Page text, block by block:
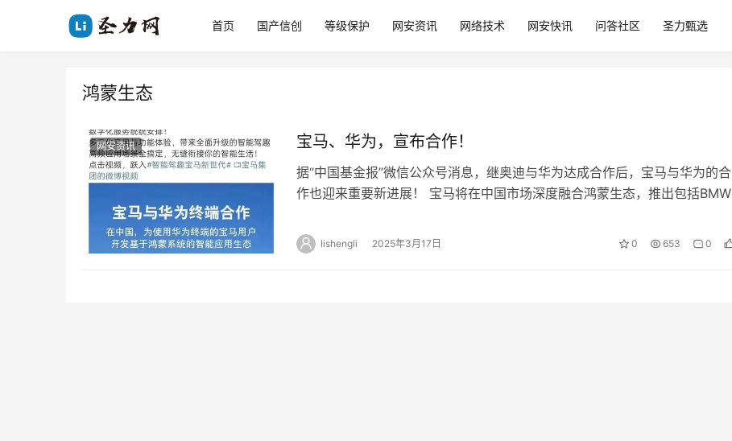
首页 国产信创 等级保护 网安资讯 网络技术 网安快讯 问答社区 圣力甄选
鸿蒙生态
网安资讯 宝马、华为，宣布合作！
据“中国基金报”微信公众号消息，继奥迪与华为达成合作后，宝马与华为的合
作也迎来重要新进展！ 宝马将在中国市场深度融合鸿蒙生态，推出包括BMW
lishengli 2025年3月17日 0 653 0